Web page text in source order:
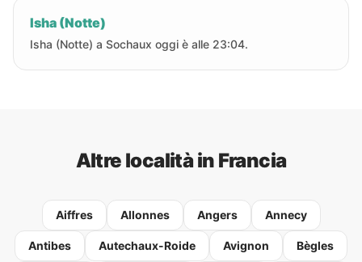
Isha (Notte)
Isha (Notte) a Sochaux oggi è alle 23:04.
Altre località in Francia
Aiffres Allonnes Angers Annecy
Antibes Autechaux-Roide Avignon Bègles